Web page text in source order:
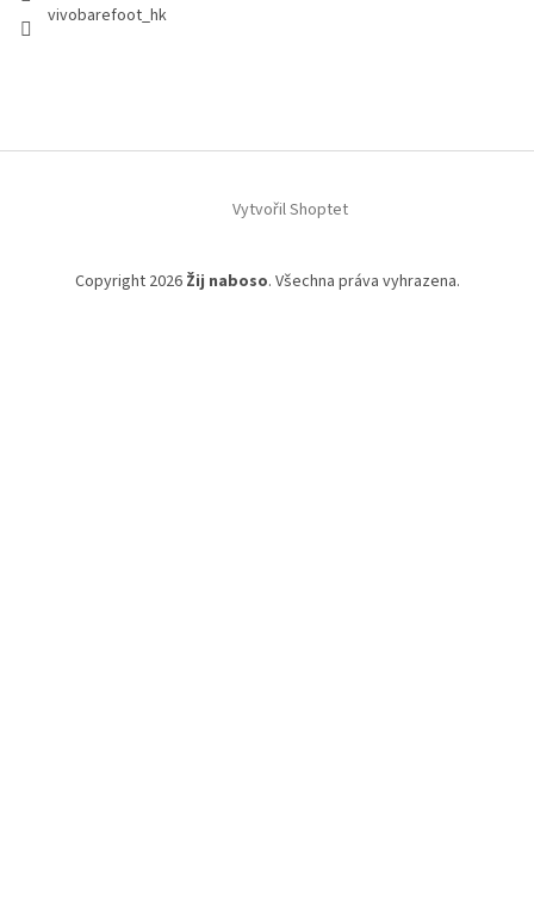
vivobarefoot_hk
Vytvořil Shoptet
Copyright 2026 Žij naboso. Všechna práva vyhrazena.